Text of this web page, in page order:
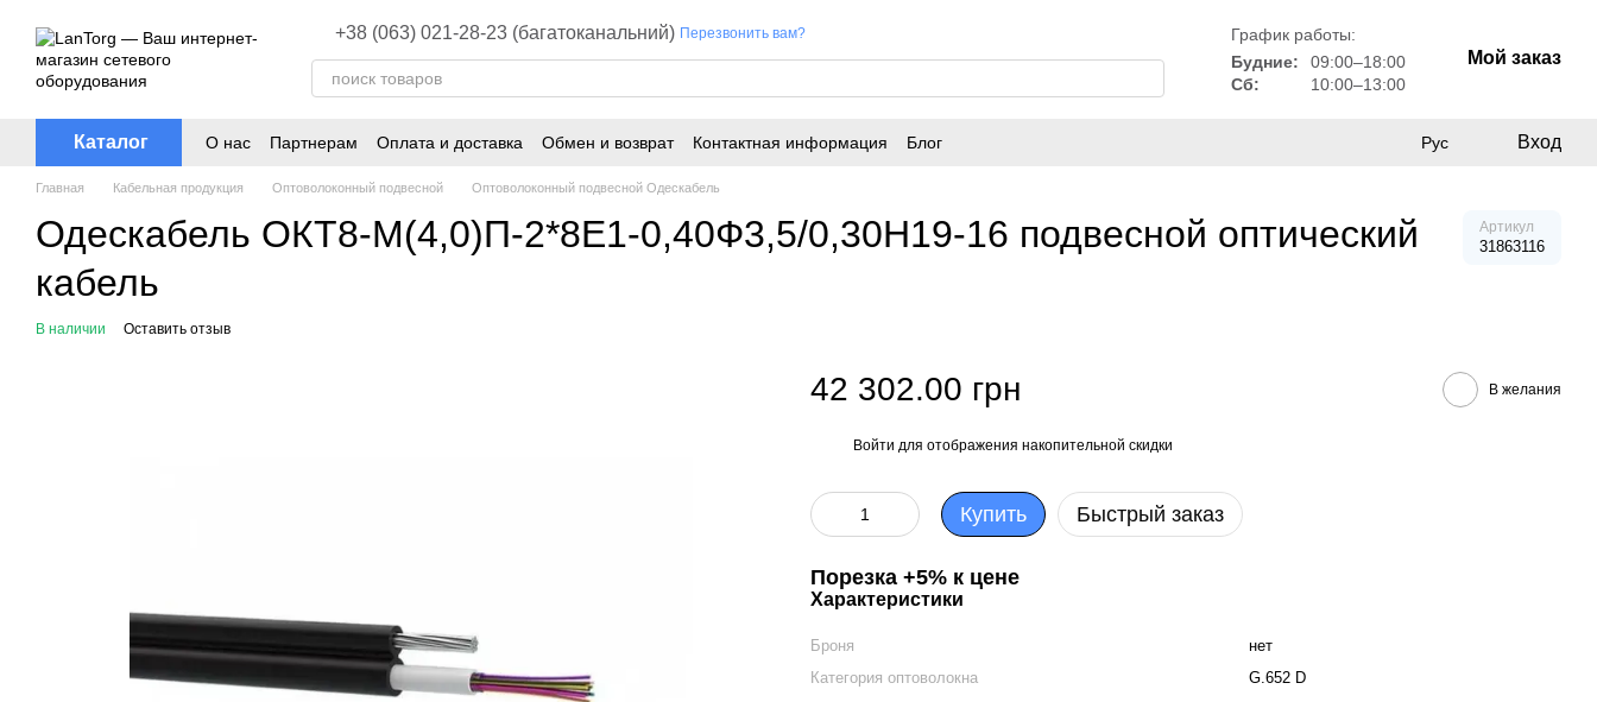
+38 (063) 021-28-23 (багатоканальний) Перезвонить вам?
График работы:
Будние:
09:00–18:00
Сб:
10:00–13:00
Мой заказ
Каталог О нас Партнерам Оплата и доставка Обмен и возврат Контактная информация Блог Рус Вход
Главная Кабельная продукция Оптоволоконный подвесной Оптоволоконный подвесной Одескабель
Одескабель ОКТ8-М(4,0)П-2*8Е1-0,40Ф3,5/0,30Н19-16 подвесной оптический
кабель
Артикул
31863116
В наличии Оставить отзыв
42 302.00 грн В желания
Войти для отображения накопительной скидки
Купить Быстрый заказ
Порезка +5% к цене
Характеристики
Броня
нет
Категория оптоволокна
G.652 D